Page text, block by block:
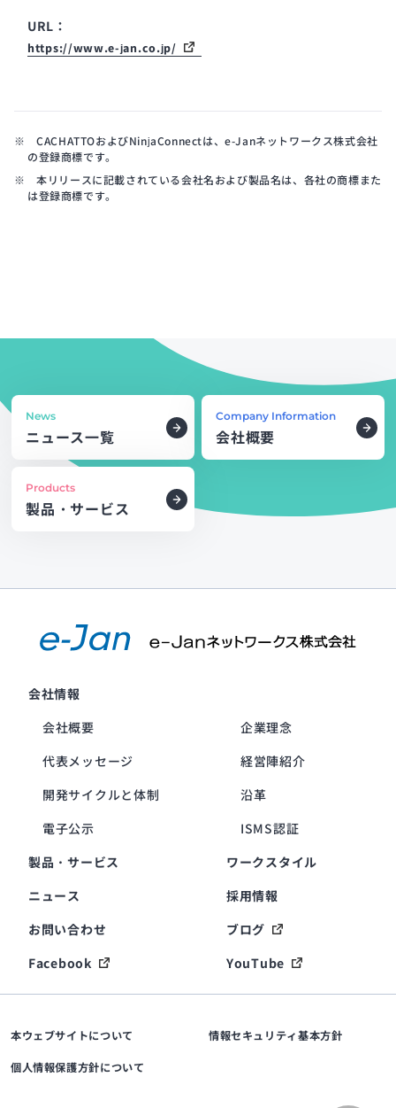
URL：
https://www.e-jan.co.jp/
※ CACHATTOおよびNinjaConnectは、e-Janネットワークス株式会社
の登録商標です。
※ 本リリースに記載されている会社名および製品名は、各社の商標また
は登録商標です。
News
ニュース一覧
Company Information
会社概要
Products
製品・サービス
会社情報
会社概要
企業理念
代表メッセージ
経営陣紹介
開発サイクルと体制
沿革
電子公示
ISMS認証
製品・サービス
ワークスタイル
ニュース
採用情報
お問い合わせ
ブログ
Facebook
YouTube
本ウェブサイトについて
情報セキュリティ基本方針
個人情報保護方針について